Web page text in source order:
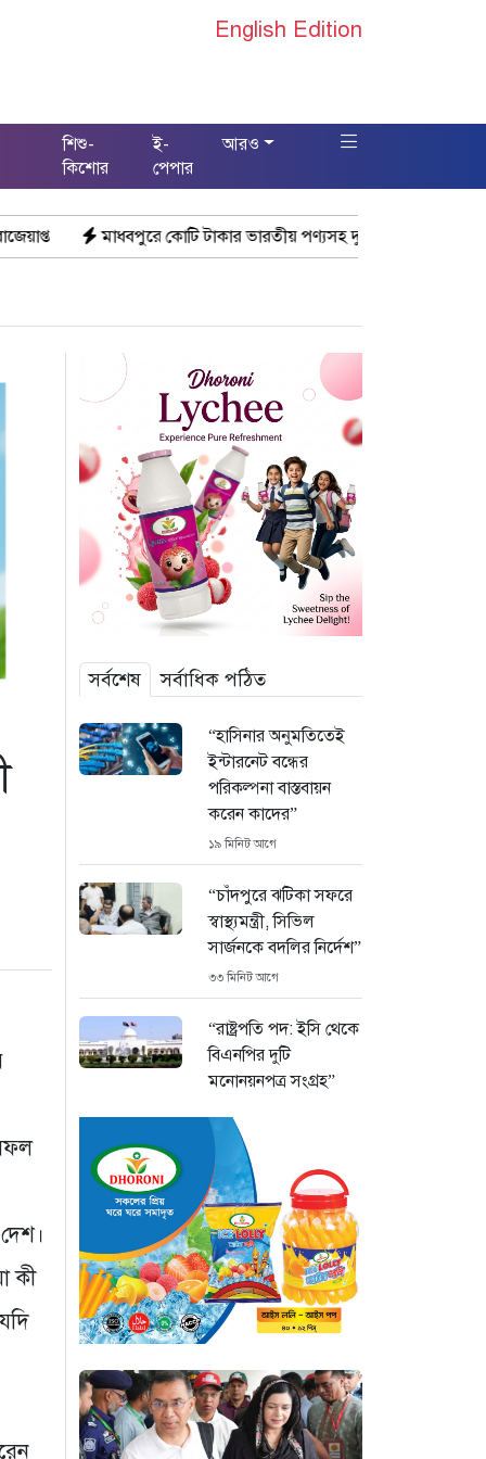
English Edition
শিশু-
কিশোর
ই-
পেপার
আরও
কোটি টাকার ভারতীয় পণ্যসহ দুই কাভার্ডভ্যান জব্দ
কী
সর্বশেষ সর্বাধিক পঠিত
“হাসিনার অনুমতিতেই
ইন্টারনেট বন্ধের
পরিকল্পনা বাস্তবায়ন
করেন কাদের”
১৯ মিনিট আগে
“চাঁদপুরে ঝটিকা সফরে
স্বাস্থ্যমন্ত্রী, সিভিল
সার্জনকে বদলির নির্দেশ”
৩৩ মিনিট আগে
“রাষ্ট্রপতি পদ: ইসি থেকে
বিএনপির দুটি
মনোনয়নপত্র সংগ্রহ”
যুক্তরাষ্ট্রের সামনে
ইরানের ৬ শর্ত: তবেই
খুলবে হরমুজ প্রণালি
২ ঘণ্টা আগে
মহাস্থানগড়ে নির্মাণে
স্থিতাবস্থা বজায় রাখার
নির্দেশ, আপিলের
অনুমতি পেল সরকার
২ ঘণ্টা আগে